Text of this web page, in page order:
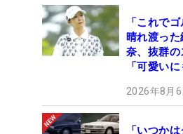
「これで
晴れ渡っ
奈、抜群の
「可愛い
2026年8月
「いつか